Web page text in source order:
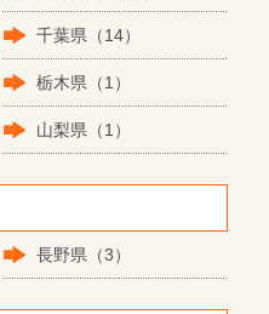
千葉県（14）
栃木県（1）
山梨県（1）
長野県（3）